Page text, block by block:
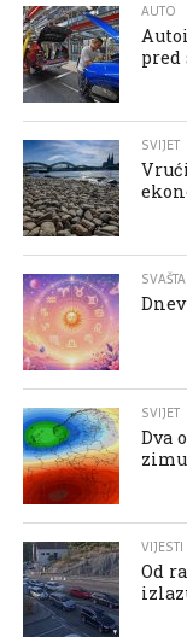
AUTO
pred
SVIJET
SVIJET
Dva
VIJESTI
Od